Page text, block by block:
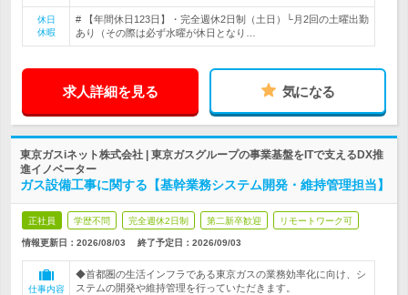
休日
休暇
# 【年間休日123日】・完全週休2日制（土日）└月2回の土曜出勤
あり（その際は必ず水曜が休日となり…
求人詳細を見る 気になる
東京ガスiネット株式会社 | 東京ガスグループの事業基盤をITで支えるDX推
進イノベーター
ガス設備工事に関する【基幹業務システム開発・維持管理担当】
正社員 学歴不問 完全週休2日制 第二新卒歓迎 リモートワーク可
情報更新日：2026/08/03 終了予定日： 2026/09/03
仕事内容
◆首都圏の生活インフラである東京ガスの業務効率化に向け、シ
ステムの開発や維持管理を行っていただきます。